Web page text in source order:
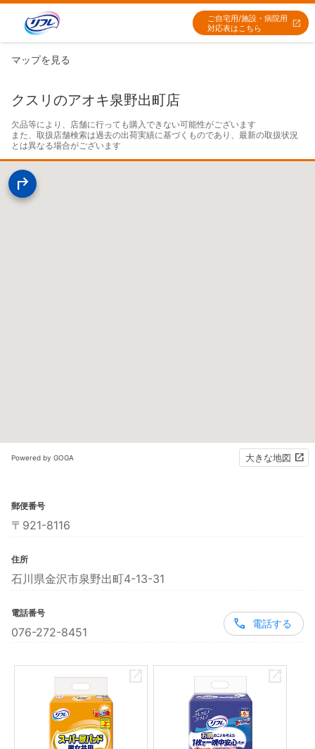
ご自宅用/施設・病院用
対応表はこちら
マップを見る
クスリのアオキ泉野出町店
欠品等により、店舗に行っても購入できない可能性がございます
また、取扱店舗検索は過去の出荷実績に基づくものであり、最新の取扱状況
とは異なる場合がございます
Powered by GOGA 大きな地図
郵便番号
〒921-8116
住所
石川県金沢市泉野出町4-13-31
電話番号
076-272-8451
電話する